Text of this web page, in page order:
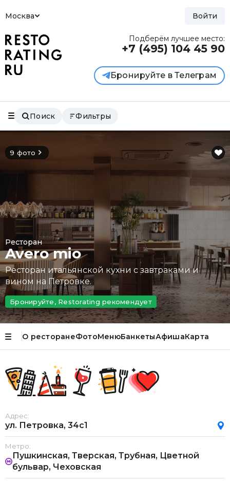
Москва Войти
Подберём лучшее место:
+7 (495) 104 45 90
Бронируйте в Телеграм
Поиск Фильтры
9 фото
Ресторан
Avero mio
Ресторан итальянской кухни с завтраками и
вином на Петровке.
Бронируйте, Restorating рекомендует
О ресторанеФотоМенюБанкетыАфишаКарта
Адрес:
ул. Петровка, 34с1
Метро:
Пушкинская, Тверская, Трубная, Цветной
бульвар, Чеховская